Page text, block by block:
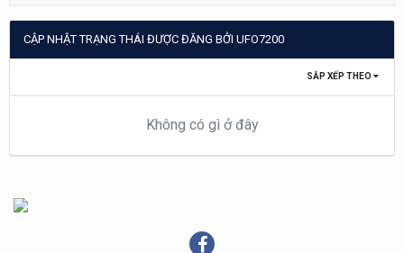
CẬP NHẬT TRẠNG THÁI ĐƯỢC ĐĂNG BỞI UFO7200
SẮP XẾP THEO
Không có gì ở đây